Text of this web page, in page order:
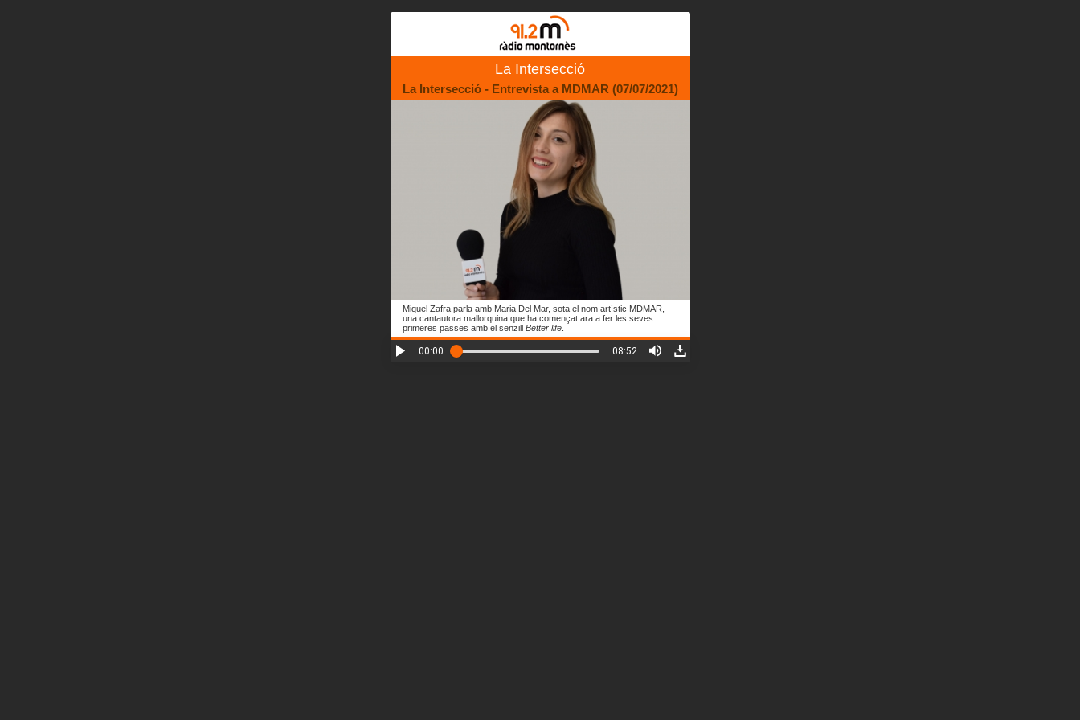
La Intersecció
La Intersecció - Entrevista a MDMAR (07/07/2021)
Miquel Zafra parla amb Maria Del Mar, sota el nom artístic MDMAR,
una cantautora mallorquina que ha començat ara a fer les seves
primeres passes amb el senzill Better life.
00:00 08:52